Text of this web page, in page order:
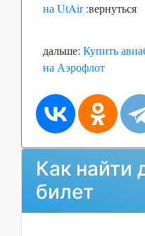
на UtAir:вернуться
дальше: Купить
на Аэрофлот
Как найти
билет